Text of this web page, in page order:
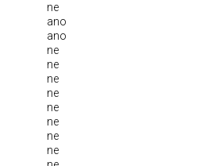
ne
ano
ano
ne
ne
ne
ne
ne
ne
ne
ne